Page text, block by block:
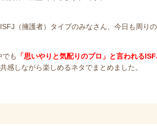
（擁護者）タイプのみなさん、今日も周り
でも
「思いやりと気配りのプロ」と言われる
感しながら楽しめるネタでまとめました。